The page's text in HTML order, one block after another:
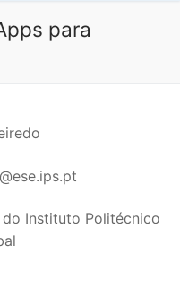
para
Instituto Politécnico